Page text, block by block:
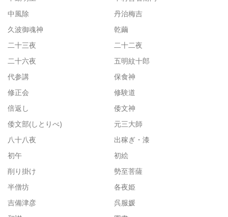
中風除
丹治梅吉
久波御魂神
乾繭
二十三夜
二十二夜
二十六夜
五明紋十郎
代参講
保食神
修正会
修験道
倍返し
倭文神
倭文部(しとりべ)
元三大師
八十八夜
出稼ぎ・漆
初午
初絵
削り掛け
勢至菩薩
半僧坊
各夜姫
吉備津彦
呉服媛